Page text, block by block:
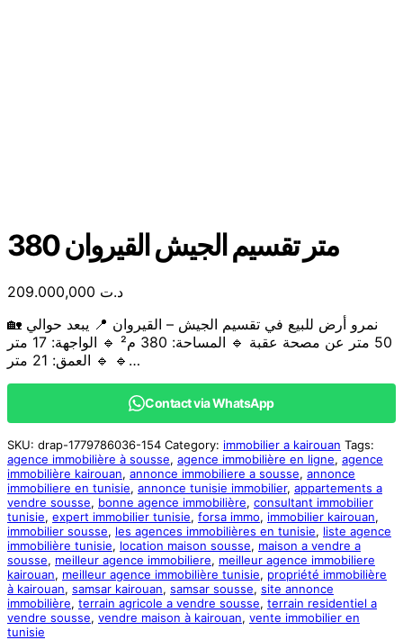
380 متر تقسيم الجيش القيروان
د.ت
🏡 نمرو أرض للبيع في تقسيم الجيش – القيروان 📍 يبعد حوالي
50 متر عن مصحة عقبة 🔹 المساحة: 380 م² 🔹 الواجهة: 17 متر
🔹 العمق: 21 متر 🔹…
Contact via WhatsApp
SKU: drap-1779786036-154 Category: immobilier a kairouan Tags:
agence immobilière à sousse, agence immobilière en ligne, agence
immobilière kairouan, annonce immobiliere a sousse, annonce
immobiliere en tunisie, annonce tunisie immobilier, appartements a
vendre sousse, bonne agence immobilière, consultant immobilier
tunisie, expert immobilier tunisie, forsa immo, immobilier kairouan,
immobilier sousse, les agences immobilières en tunisie, liste agence
immobilière tunisie, location maison sousse, maison a vendre a
sousse, meilleur agence immobiliere, meilleur agence immobiliere
kairouan, meilleur agence immobilière tunisie, propriété immobilière
à kairouan, samsar kairouan, samsar sousse, site annonce
immobilière, terrain agricole a vendre sousse, terrain residentiel a
vendre sousse, vendre maison à kairouan, vente immobilier en
tunisie